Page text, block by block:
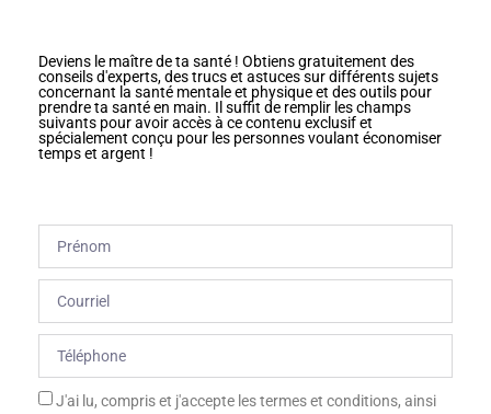
Deviens le maître de ta santé ! Obtiens gratuitement des
conseils d'experts, des trucs et astuces sur différents sujets
concernant la santé mentale et physique et des outils pour
prendre ta santé en main. Il suffit de remplir les champs
suivants pour avoir accès à ce contenu exclusif et
spécialement conçu pour les personnes voulant économiser
temps et argent !
J'ai lu, compris et j'accepte les termes et conditions, ainsi